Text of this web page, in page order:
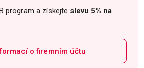
program a získejte slevu 5% na
o firemním účtu